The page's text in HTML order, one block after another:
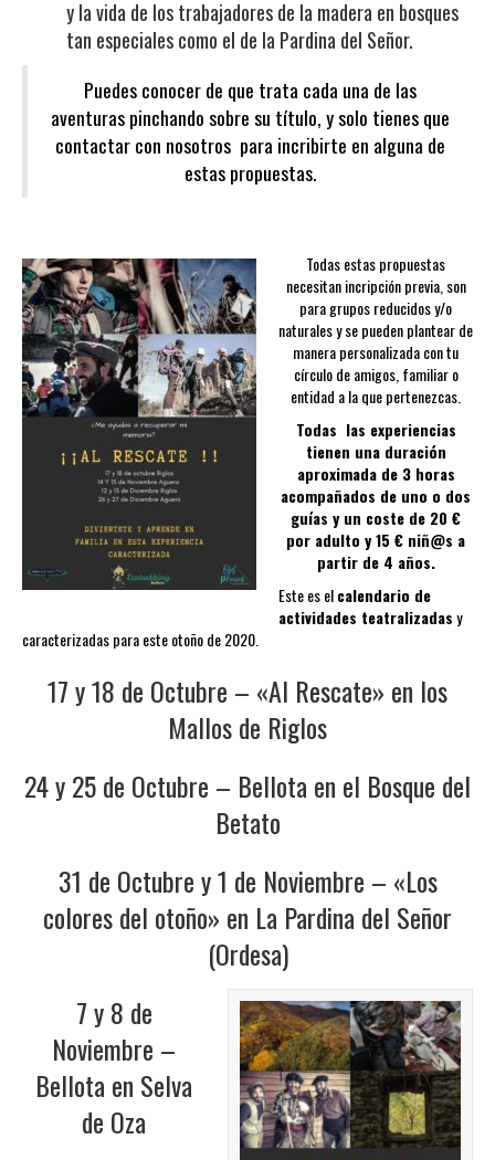
y la vida de los trabajadores de la madera en bosques
tan especiales como el de la Pardina del Señor.
Puedes conocer de que trata cada una de las
aventuras pinchando sobre su título, y solo tienes que
contactar con nosotros para incribirte en alguna de
estas propuestas.
Todas estas propuestas
necesitan incripción previa, son
para grupos reducidos y/o
naturales y se pueden plantear de
manera personalizada con tu
círculo de amigos, familiar o
entidad a la que pertenezcas.
Todas las experiencias
tienen una duración
aproximada de 3 horas
acompañados de uno o dos
guías y un coste de 20 €
por adulto y 15 € niñ@s a
partir de 4 años.
Este es elcalendario de
actividades teatralizadasy
caracterizadas para este otoño de 2020.
17 y 18 de Octubre – «Al Rescate» en los
Mallos de Riglos
24 y 25 de Octubre – Bellota en el Bosque del
Betato
31 de Octubre y 1 de Noviembre – «Los
colores del otoño» en La Pardina del Señor
(Ordesa)
7 y 8 de
Noviembre –
Bellota en Selva
de Oza